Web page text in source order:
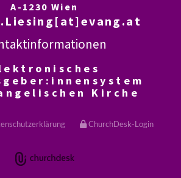
A-1230 Wien
Kirche
ChurchDesk-Login